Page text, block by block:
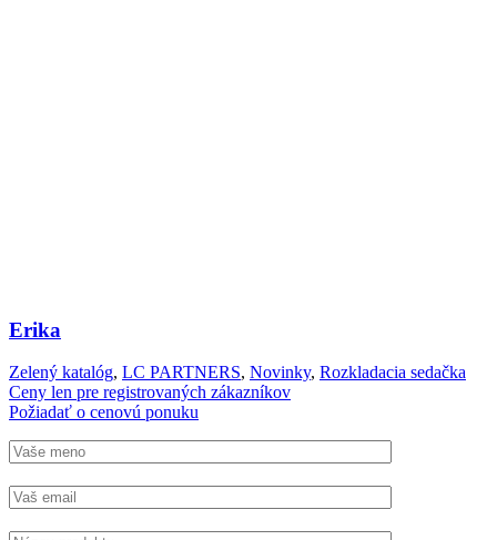
Erika
Zelený katalóg, LC PARTNERS, Novinky, Rozkladacia sedačka
Ceny len pre registrovaných zákazníkov
Požiadať o cenovú ponuku